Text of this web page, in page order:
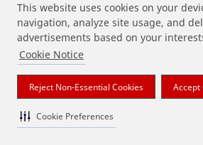
This website uses cookies on your
navigation, analyze site usage, and
advertisements based on your
Cookie Notice
Reject Non-Essential Cookies Accept
Cookie Preferences